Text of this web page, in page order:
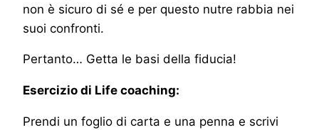
non è sicuro di sé e per questo nutre rabbia nei
suoi confronti.
Pertanto… Getta le basi della fiducia!
Esercizio di Life coaching:
Prendi un foglio di carta e una penna e scrivi